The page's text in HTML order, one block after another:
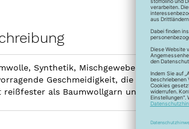
Synthetik, Mischgewebe, Leinen
Geschmeidigkeit, die hohe
reißfester als Baumwollgarn und kann